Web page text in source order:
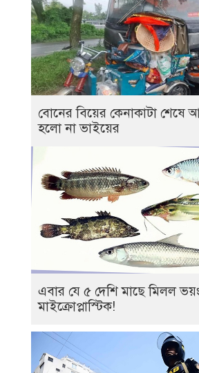
বোনের বিয়ের কেনাকাটা শেষে
হলো না ভাইয়ের
এবার যে ৫ দেশি মাছে মিলল
মাইক্রোপ্লাস্টিক!